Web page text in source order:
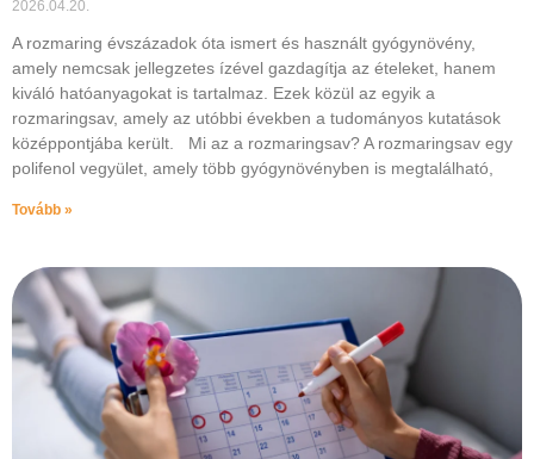
2026.04.20.
A rozmaring évszázadok óta ismert és használt gyógynövény,
amely nemcsak jellegzetes ízével gazdagítja az ételeket, hanem
kiváló hatóanyagokat is tartalmaz. Ezek közül az egyik a
rozmaringsav, amely az utóbbi években a tudományos kutatások
középpontjába került. Mi az a rozmaringsav? A rozmaringsav egy
polifenol vegyület, amely több gyógynövényben is megtalálható,
Tovább »